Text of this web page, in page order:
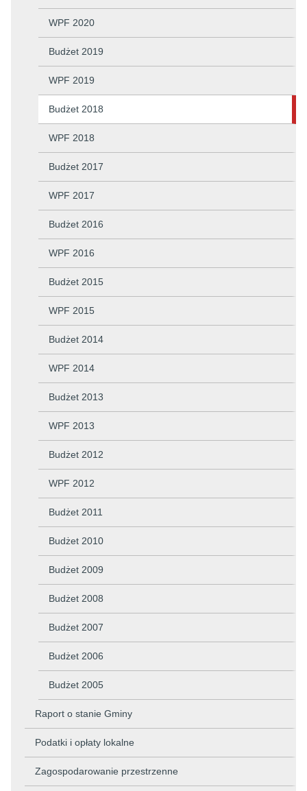
WPF 2020
Budżet 2019
WPF 2019
Budżet 2018
WPF 2018
Budżet 2017
WPF 2017
Budżet 2016
WPF 2016
Budżet 2015
WPF 2015
Budżet 2014
WPF 2014
Budżet 2013
WPF 2013
Budżet 2012
WPF 2012
Budżet 2011
Budżet 2010
Budżet 2009
Budżet 2008
Budżet 2007
Budżet 2006
Budżet 2005
Raport o stanie Gminy
Podatki i opłaty lokalne
Zagospodarowanie przestrzenne